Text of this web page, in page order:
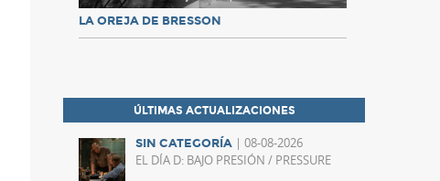
LA OREJA DE BRESSON
ÚLTIMAS ACTUALIZACIONES
SIN CATEGORÍA | 08-08-2026
EL DÍA D: BAJO PRESIÓN / PRESSURE